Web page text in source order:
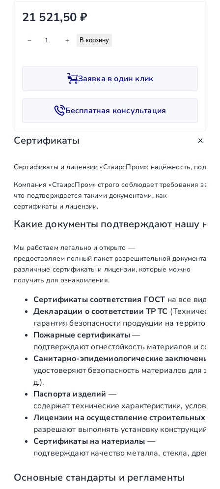
21 521,50 ₽
е
в
о
о
а
р
а
С
о
й
к
а
р
− + В корзину
Заявка в один клик
Бесплатная консультация
Сертификаты
Сертификаты и лицензии «СтаирсПром»: надёжность,
Компания «СтаирсПром» строго соблюдает требования
что подтверждается такими документами, как
сертификаты и лицензии.
Какие документы подтверждают нашу
Мы работаем легально и открыто —
предоставляем полный пакет разрешительной
различные сертификаты и лицензии, которые можно
получить для ознакомления.
Сертификаты соответствия ГОСТ на все виды
Декларации о соответствии ТР ТС
гарантия безопасности продукции на
Пожарные сертификаты—
подтверждают огнестойкость материалов и
Санитарно‑эпидемиологические заключения
удостоверяют безопасность материалов для
д.).
Паспорта изделий —
содержат технические характеристики,
Лицензии на осуществление строительных и
разрешают выполнять установку конструкций
Сертификаты на материалы —
подтверждают качество металла, стекла,
Основные стандарты и регламенты